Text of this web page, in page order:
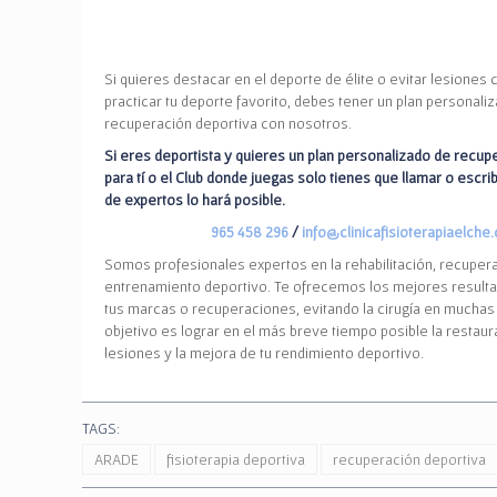
Si quieres destacar en el deporte de élite o evitar lesiones
practicar tu deporte favorito, debes tener un plan
recuperación deportiva con nosotros.
Si eres deportista y quieres un plan personalizado de
para tí o el Club donde juegas solo tienes que llamar o
de expertos lo hará posible.
965 458 296/
Somos profesionales expertos en la rehabilitación,
entrenamiento deportivo. Te ofrecemos los mejores
tus marcas o recuperaciones, evitando la cirugía en
objetivo es lograr en el más breve tiempo posible la
lesiones y la mejora de tu rendimiento deportivo.
TAGS:
ARADE
fisioterapia deportiva recuperación deportiva